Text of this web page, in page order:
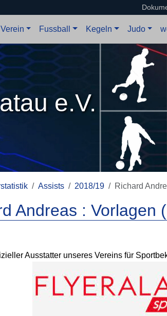
Verein Fussball Kegeln Judo
e.V.
Assists 2018/19 Richard
Andreas : Vorlagen
Ausstatter unseres Vereins für